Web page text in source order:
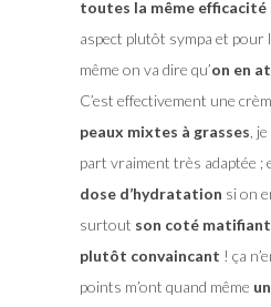
toutes la même efficacité
aspect plutôt sympa et pour
même on va dire qu’on en
C’est effectivement une
peaux mixtes à grasses ,
part vraiment très adaptée ;
dose d’hydratation si on
surtout son coté
plutôt convaincant ! ça
points m’ont quand même